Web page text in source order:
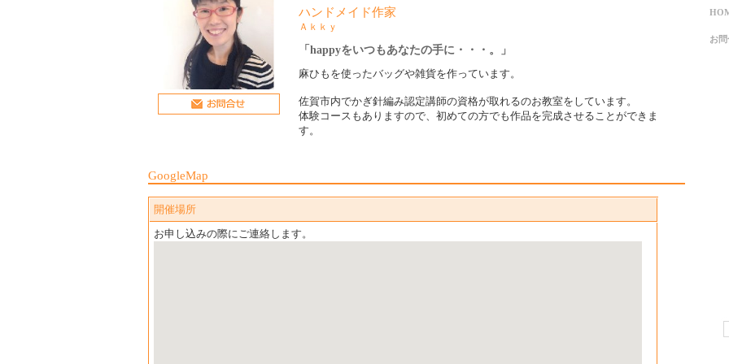
ハンドメイド作家
Ａｋｋｙ
「happyをいつもあなたの手に・・・。」
麻ひもを使ったバッグや雑貨を作っています。
佐賀市内でかぎ針編み認定講師の資格が取れるのお教室をしています。
体験コースもありますので、初めての方でも作品を完成させることができま
す。
GoogleMap
開催場所
お申し込みの際にご連絡します。
お